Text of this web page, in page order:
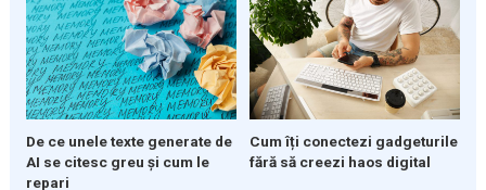
De ce unele texte generate de
AI se citesc greu și cum le
repari
Cum îți conectezi gadgeturile
fără să creezi haos digital